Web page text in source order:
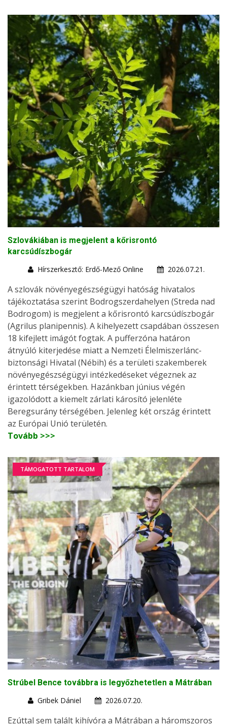
Szlovákiában is megjelent a kőrisrontó
karcsúdíszbogár
Hírszerkesztő: Erdő-Mező Online
2026.07.21.
A szlovák növényegészségügyi hatóság hivatalos
tájékoztatása szerint Bodrogszerdahelyen (Streda nad
Bodrogom) is megjelent a kőrisrontó karcsúdíszbogár
(Agrilus planipennis). A kihelyezett csapdában összesen
18 kifejlett imágót fogtak. A pufferzóna határon
átnyúló kiterjedése miatt a Nemzeti Élelmiszerlánc-
biztonsági Hivatal (Nébih) és a területi szakemberek
növényegészségügyi intézkedéseket végeznek az
érintett térségekben. Hazánkban június végén
igazolódott a kiemelt zárlati károsító jelenléte
Beregsurány térségében. Jelenleg két ország érintett
az Európai Unió területén.
Tovább >>>
TÁMOGATOTT TARTALOM
Strúbel Bence továbbra is legyőzhetetlen a Mátrában
Gribek Dániel
2026.07.20.
Ezúttal sem talált kihívóra a Mátrában a háromszoros